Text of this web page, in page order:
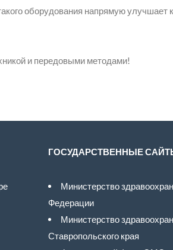
оборудования напрямую улучшает
и передовыми методами!
ГОСУДАРСТВЕННЫЕ
Министерство
Федерации
Министерство
Ставропольского края